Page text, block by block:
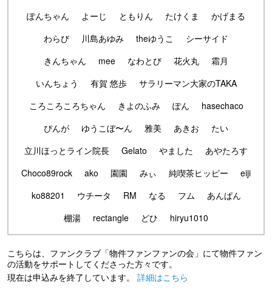
ぽんちゃん
よーじ ともりん たけくま
かげまる
わらび
川島あゆみ theゆうこ
シーサイド
きんちゃん
mee なわとび 花火丸
霜月
いんちょう
有賀 悠歩
サラリーマン大家のTAKA
ころころころちゃん
きよのふみ ぽん
hasechaco
ぴんが
ゆうこぼ〜ん 雅美 あきお
たい
立川ほっとライン院長
Gelato やました
あやたろす
Choco89rock
ako 園園 みぃ 純喫茶ヒッピー
eiji
ko88201
ウチータ RM なる フム
あんぱん
棚湯
rectangle どひ hiryu1010
こちらは、ファンクラブ「物件ファンファンの会」にて物件ファン
の活動をサポートしてくださった方々です。
現在は申込みを終了しています。 詳細はこちら